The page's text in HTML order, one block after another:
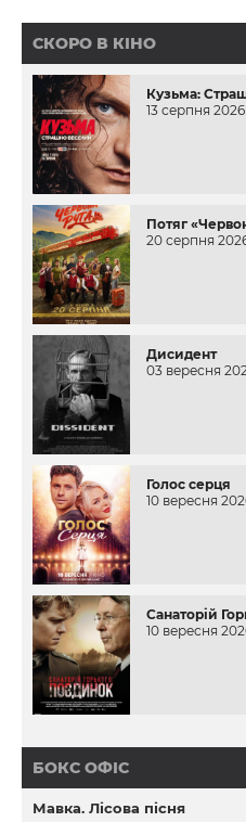
СКОРО В КІНО
Кузьма:
13 серпня 2026
Потяг
20 серпня
Дисидент
03 вересня
Голос серця
10 вересня
Санаторій
10 вересня
БОКС ОФІС
Мавка. Лісова пісня